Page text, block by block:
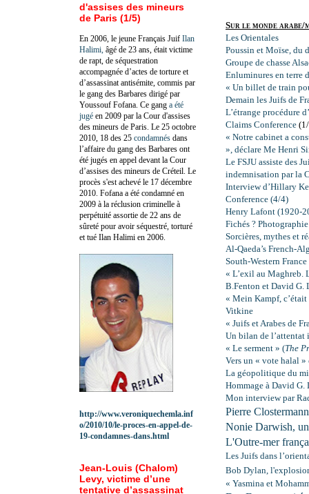
Sur le monde arabe/
Les Orientales
Poussin et Moïse, du
Groupe de chasse
Enluminures en terre
« Un billet de train
Demain les Juifs de
L’étrange procédure
Claims Conference
« Notre cabinet a
», déclare Me Henri
Le FSJU assiste des
indemnisation par la
Interview d’Hillary
Conference (4/4)
Henry Lafont (1920-
Fichés ?
Sorcières, mythes et
Al-Qaeda’s French-
South-Western France
« L’exil au Maghreb.
B.Fenton et David G.
« Mein Kampf,
Vitkine
« Juifs et Arabes de
Un bilan de l’attentat
« Le serment » (The
Vers un « vote halal »
La géopolitique du
Hommage à David
Mon interview par
Pierre
Nonie Darwish,
L'Outre-mer
Les Juifs dans
Bob Dylan,
« Yasmina et
d'assises des mineurs
de Paris (1/5)
En 2006, le jeune Français Juif Ilan
Halimi, âgé de 23 ans, était victime
de rapt, de séquestration
accompagnée d’actes de torture et
d’assassinat antisémite, commis par
le gang des Barbares dirigé par
Youssouf Fofana. Ce gang a été
jugé en 2009 par la Cour d'assises
des mineurs de Paris. Le 25 octobre
2010, 18 des 25 condamnés dans
l’affaire du gang des Barbares ont
été jugés en appel devant la Cour
d’assises des mineurs de Créteil. Le
procès s'est achevé le 17 décembre
2010. Fofana a été condamné en
2009 à la réclusion criminelle à
perpétuité assortie de 22 ans de
sûreté pour avoir séquestré, torturé
et tué Ilan Halimi en 2006.
http://www.veroniquechemla.inf
o/2010/10/le-proces-en-appel-de-
19-condamnes-dans.html
Jean-Louis (Chalom)
Levy, victime d’une
tentative d’assassinat